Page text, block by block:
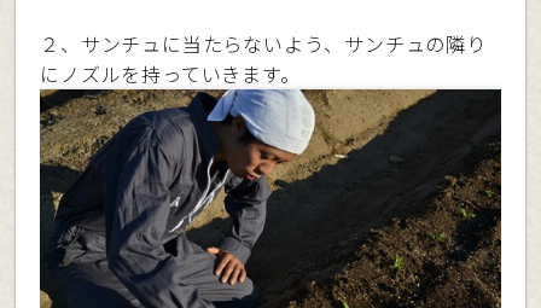
２、サンチュに当たらないよう、サンチュの隣り
にノズルを持っていきます。